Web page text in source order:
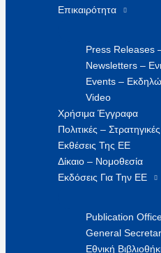
Επικαιρότητα
Press Releases
Newsletters –
Events –
Video
Χρήσιμα Έγγραφα
Πολιτικές –
Εκθέσεις Της ΕΕ
Δίκαιο – Νομοθεσία
Εκδόσεις Για Την ΕΕ
Publication
General
Εθνική